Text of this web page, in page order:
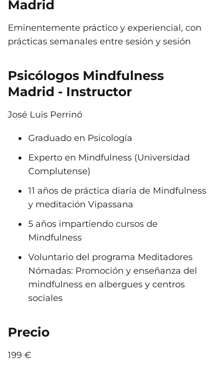
Madrid
Eminentemente práctico y experiencial, con
prácticas semanales entre sesión y sesión
Psicólogos Mindfulness
Madrid - Instructor
José Luis Perrinó
Graduado en Psicología
Experto en Mindfulness (Universidad
Complutense)
11 años de práctica diaria de Mindfulness
y meditación Vipassana
5 años impartiendo cursos de
Mindfulness
Voluntario del programa Meditadores
Nómadas: Promoción y enseñanza del
mindfulness en albergues y centros
sociales
Precio
199 €